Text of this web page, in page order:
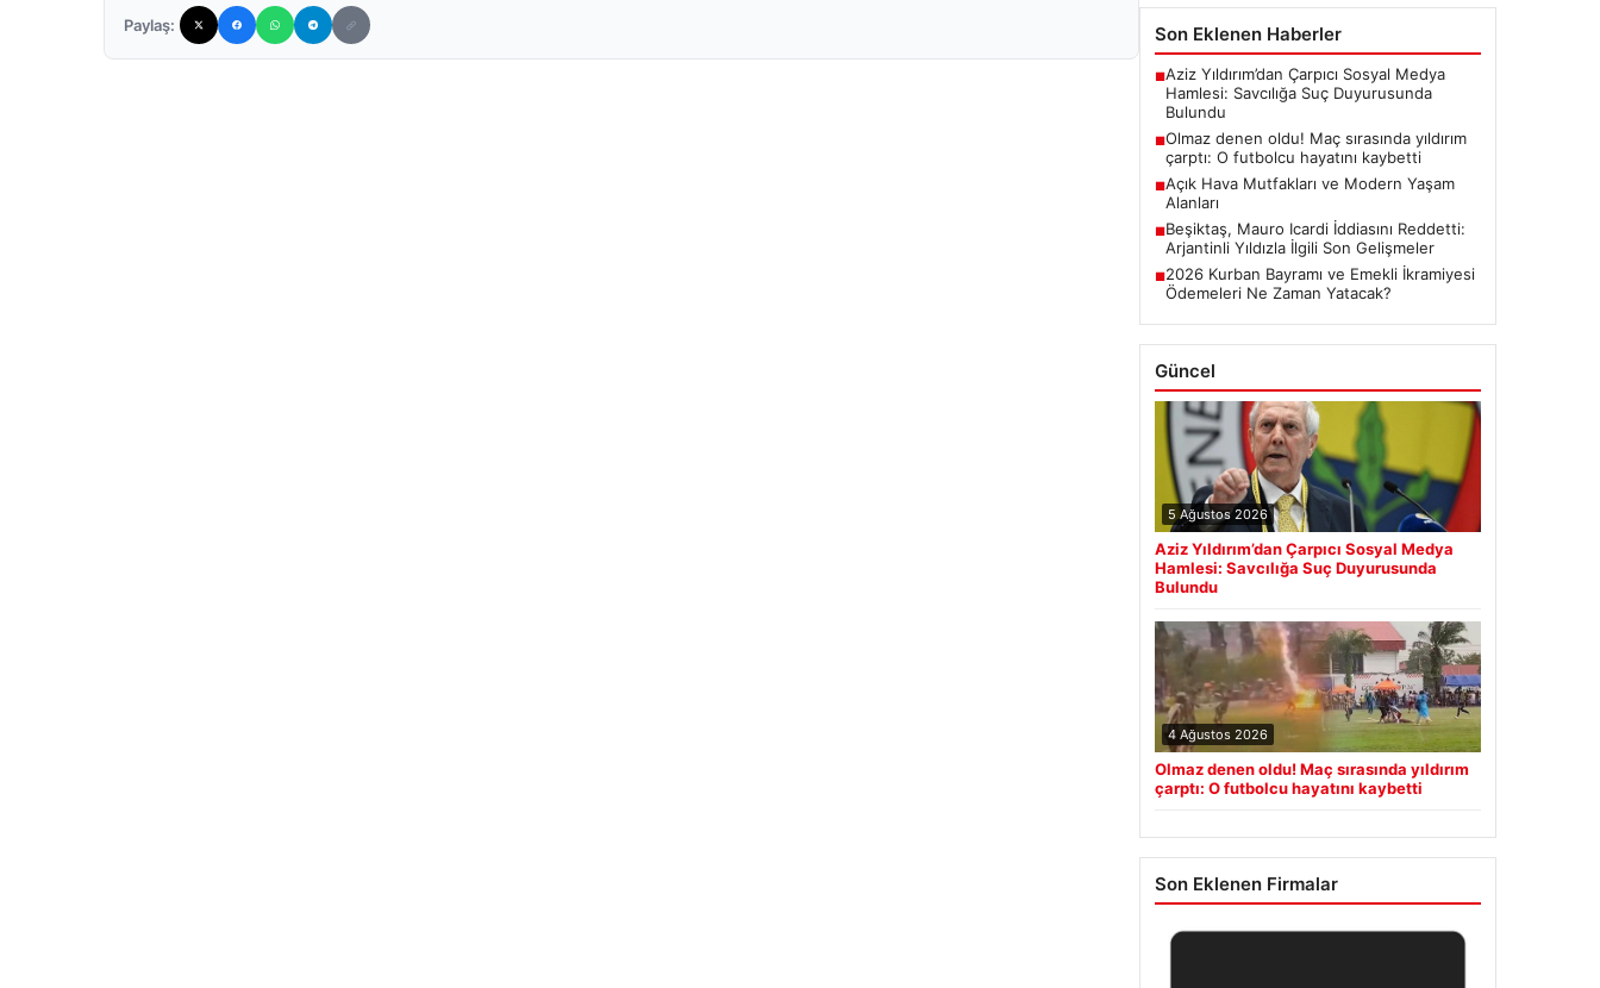
Paylaş: Son Eklenen Haberler
■Aziz Yıldırım’dan Çarpıcı Sosyal Medya
Hamlesi: Savcılığa Suç Duyurusunda
Bulundu
■Olmaz denen oldu! Maç sırasında yıldırım
çarptı: O futbolcu hayatını kaybetti
■Açık Hava Mutfakları ve Modern Yaşam
Alanları
■Beşiktaş, Mauro Icardi İddiasını Reddetti:
Arjantinli Yıldızla İlgili Son Gelişmeler
■2026 Kurban Bayramı ve Emekli İkramiyesi
Ödemeleri Ne Zaman Yatacak?
Güncel
5 Ağustos 2026
Aziz Yıldırım’dan Çarpıcı Sosyal Medya
Hamlesi: Savcılığa Suç Duyurusunda
Bulundu
4 Ağustos 2026
Olmaz denen oldu! Maç sırasında yıldırım
çarptı: O futbolcu hayatını kaybetti
Son Eklenen Firmalar